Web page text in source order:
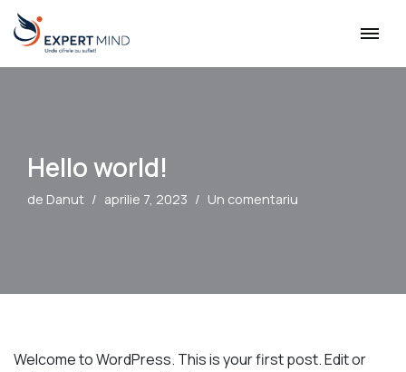
Sari
la
Hello world!
de Danut aprilie 7, 2023 Un comentariu
Welcome to WordPress. This is your first post. Edit or